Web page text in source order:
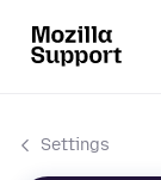
Settings